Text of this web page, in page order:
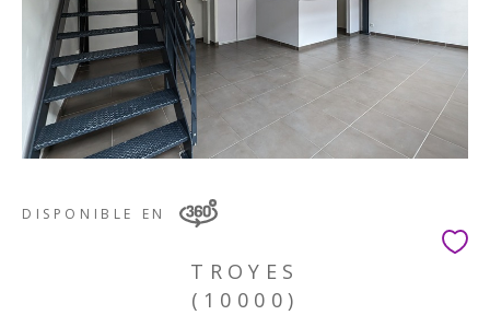
DISPONIBLE EN
TROYES
(10000)